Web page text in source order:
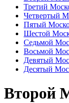
Третий
Четвертый
Пятый
Шестой
Седьмой
Восьмой
Девятый
Десятый
Второй